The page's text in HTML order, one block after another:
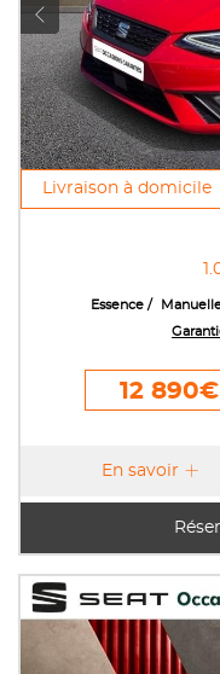
Livraison à domicile
Essence
12 890€
En savoir